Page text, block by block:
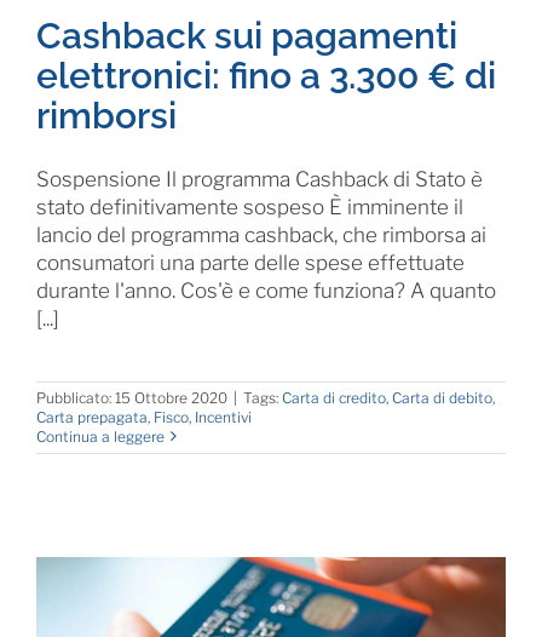
Cashback sui pagamenti
elettronici: fino a 3.300 € di
rimborsi
Sospensione Il programma Cashback di Stato è
stato definitivamente sospeso È imminente il
lancio del programma cashback, che rimborsa ai
consumatori una parte delle spese effettuate
durante l'anno. Cos'è e come funziona? A quanto
[...]
Pubblicato: 15 Ottobre 2020 Tags: Carta di credito, Carta di debito,
Carta prepagata, Fisco, Incentivi
Continua a leggere